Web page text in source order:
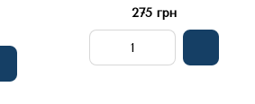
275 грн